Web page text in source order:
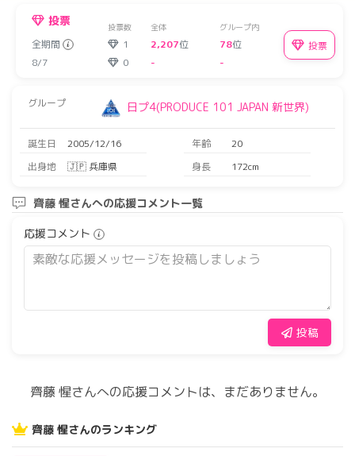
投票 投票数 全体 グループ内
全期間 1 2,207位 78位
8/7
0 - -
投票
グループ 日プ4(PRODUCE 101 JAPAN 新世界)
誕生日 2005/12/16 年齢
20
出身地
🇯🇵 兵庫県 身長 172cm
齊藤 惺さんへの応援コメント一覧
応援コメント
投稿
齊藤 惺さんへの応援コメントは、まだありません。
齊藤 惺さんのランキング